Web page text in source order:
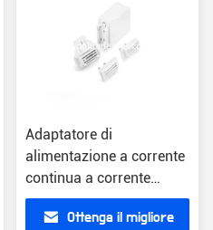
Adaptatore di
alimentazione a corrente
continua a corrente
alternata con diversi tipi
di presaOttenga il migliore